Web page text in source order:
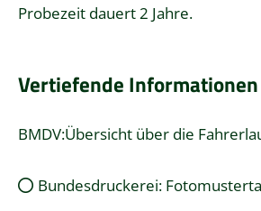
Probezeit dauert 2 Jahre.
Vertiefende Informationen
BMDV:Übersicht über die
Bundesdruckerei: